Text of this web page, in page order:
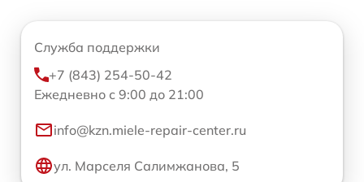
Служба поддержки
+7 (843) 254-50-42
Ежедневно с 9:00 до 21:00
info@kzn.miele-repair-center.ru
ул. Марселя Салимжанова, 5